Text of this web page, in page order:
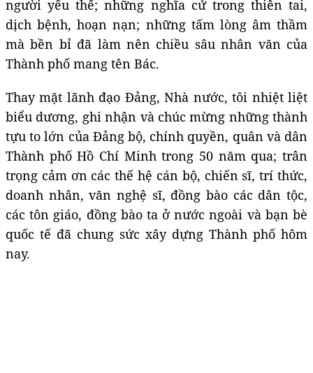
người yếu thế; những nghĩa cử trong thiên tai,
dịch bệnh, hoạn nạn; những tấm lòng âm thầm
mà bền bỉ đã làm nên chiều sâu nhân văn của
Thành phố mang tên Bác.
Thay mặt lãnh đạo Đảng, Nhà nước, tôi nhiệt liệt
biểu dương, ghi nhận và chúc mừng những thành
tựu to lớn của Đảng bộ, chính quyền, quân và dân
Thành phố Hồ Chí Minh trong 50 năm qua; trân
trọng cảm ơn các thế hệ cán bộ, chiến sĩ, trí thức,
doanh nhân, văn nghệ sĩ, đồng bào các dân tộc,
các tôn giáo, đồng bào ta ở nước ngoài và bạn bè
quốc tế đã chung sức xây dựng Thành phố hôm
nay.